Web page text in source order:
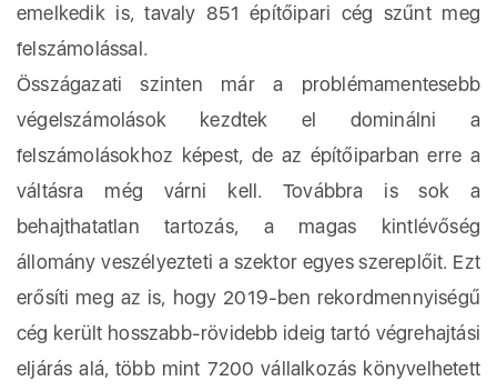
emelkedik is, tavaly 851 építőipari cég szűnt meg
felszámolással.
Összágazati szinten már a problémamentesebb
végelszámolások kezdtek el dominálni a
felszámolásokhoz képest, de az építőiparban erre a
váltásra még várni kell. Továbbra is sok a
behajthatatlan tartozás, a magas kintlévőség
állomány veszélyezteti a szektor egyes szereplőit. Ezt
erősíti meg az is, hogy 2019-ben rekordmennyiségű
cég került hosszabb-rövidebb ideig tartó végrehajtási
eljárás alá, több mint 7200 vállalkozás könyvelhetett